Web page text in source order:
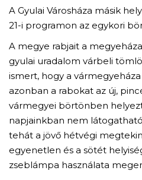
A Gyulai Városháza másik
21-i programon az egykori
A megye rabjait a
gyulai uradalom várbeli
ismert, hogy a
azonban a rabokat az új,
vármegyei börtönben
napjainkban nem
tehát a jövő hétvégi
egyenetlen és a sötét
zseblámpa használata